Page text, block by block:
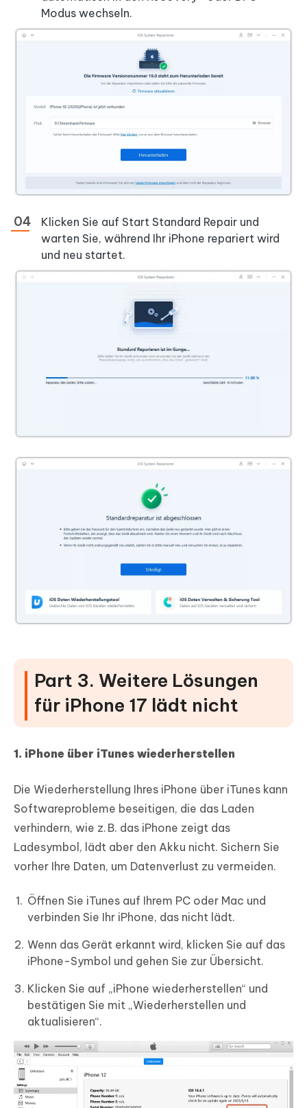
Modus wechseln.
Klicken Sie auf Start Standard Repair und
warten Sie, während Ihr iPhone repariert wird
und neu startet.
Part 3. Weitere Lösungen
für iPhone 17 lädt nicht
1. iPhone über iTunes wiederherstellen
Die Wiederherstellung Ihres iPhone über iTunes kann
Softwareprobleme beseitigen, die das Laden
verhindern, wie z. B. das iPhone zeigt das
Ladesymbol, lädt aber den Akku nicht. Sichern Sie
vorher Ihre Daten, um Datenverlust zu vermeiden.
Öffnen Sie iTunes auf Ihrem PC oder Mac und
verbinden Sie Ihr iPhone, das nicht lädt.
Wenn das Gerät erkannt wird, klicken Sie auf das
iPhone-Symbol und gehen Sie zur Übersicht.
Klicken Sie auf „iPhone wiederherstellen“ und
bestätigen Sie mit „Wiederherstellen und
aktualisieren“.